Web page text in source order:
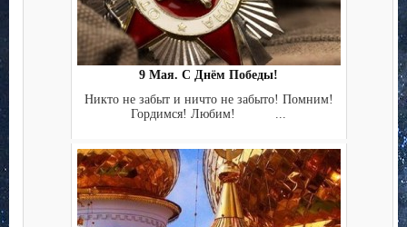
9 Мая. С Днём Победы!
Никто не забыт и ничто не забыто! Помним!
Гордимся! Любим! ...